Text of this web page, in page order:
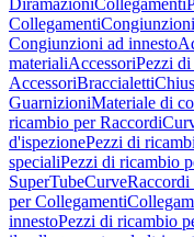
DiramazioniCollegamenti
Collegamenti
Congiunzioni ad innesto
materialiAccessoriPezzi
AccessoriBraccialetti
GuarnizioniMateriale di
ricambio per Raccordi
d'ispezionePezzi di
specialiPezzi di ricambio
SuperTubeCurveRaccordi
per Collegamenti
innestoPezzi di ricambio